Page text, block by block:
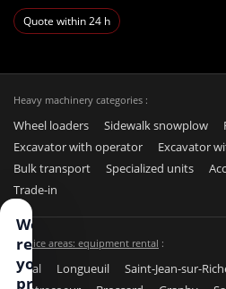
Quote within 24 h
Heavy machinery categories :
Wheel loaders Sidewalk snowplow
Excavator with operator
Excavator
Bulk transport
Specialized units
Trade-in
Service areas: equipment rental :
Laval Longueuil Saint-Jean-sur-
We
respect
your
privacy